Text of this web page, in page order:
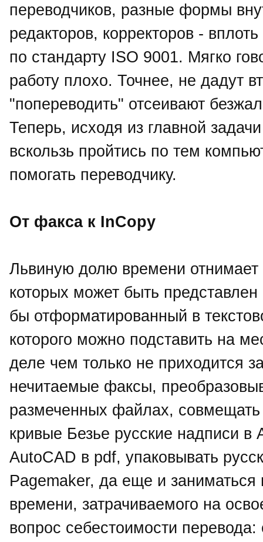
переводчиков, разные формы
редакторов, корректоров -
по стандарту ISO 9001. Мягко
работу плохо. Точнее, не дадут
"попереводить" отсеивают
Теперь, исходя из главной
вскользь пройтись по тем
помогать переводчику.
От факса к InCopy
Львиную долю времени
которых может быть
бы отформатированный в
которого можно подставить на
деле чем только не приходится
нечитаемые факсы,
размеченных файлах,
кривые Безье русские надписи в
AutoCAD в pdf, упаковывать
Pagemaker, да еще и
времени, затрачиваемого на
вопрос себестоимости